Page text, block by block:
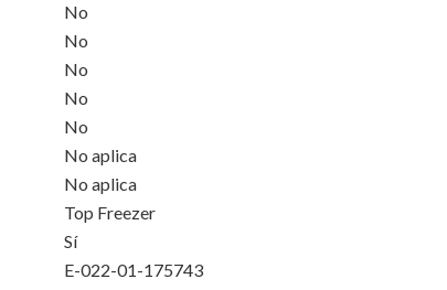
No
No
No
No
No
No aplica
No aplica
Top Freezer
Sí
E-022-01-175743